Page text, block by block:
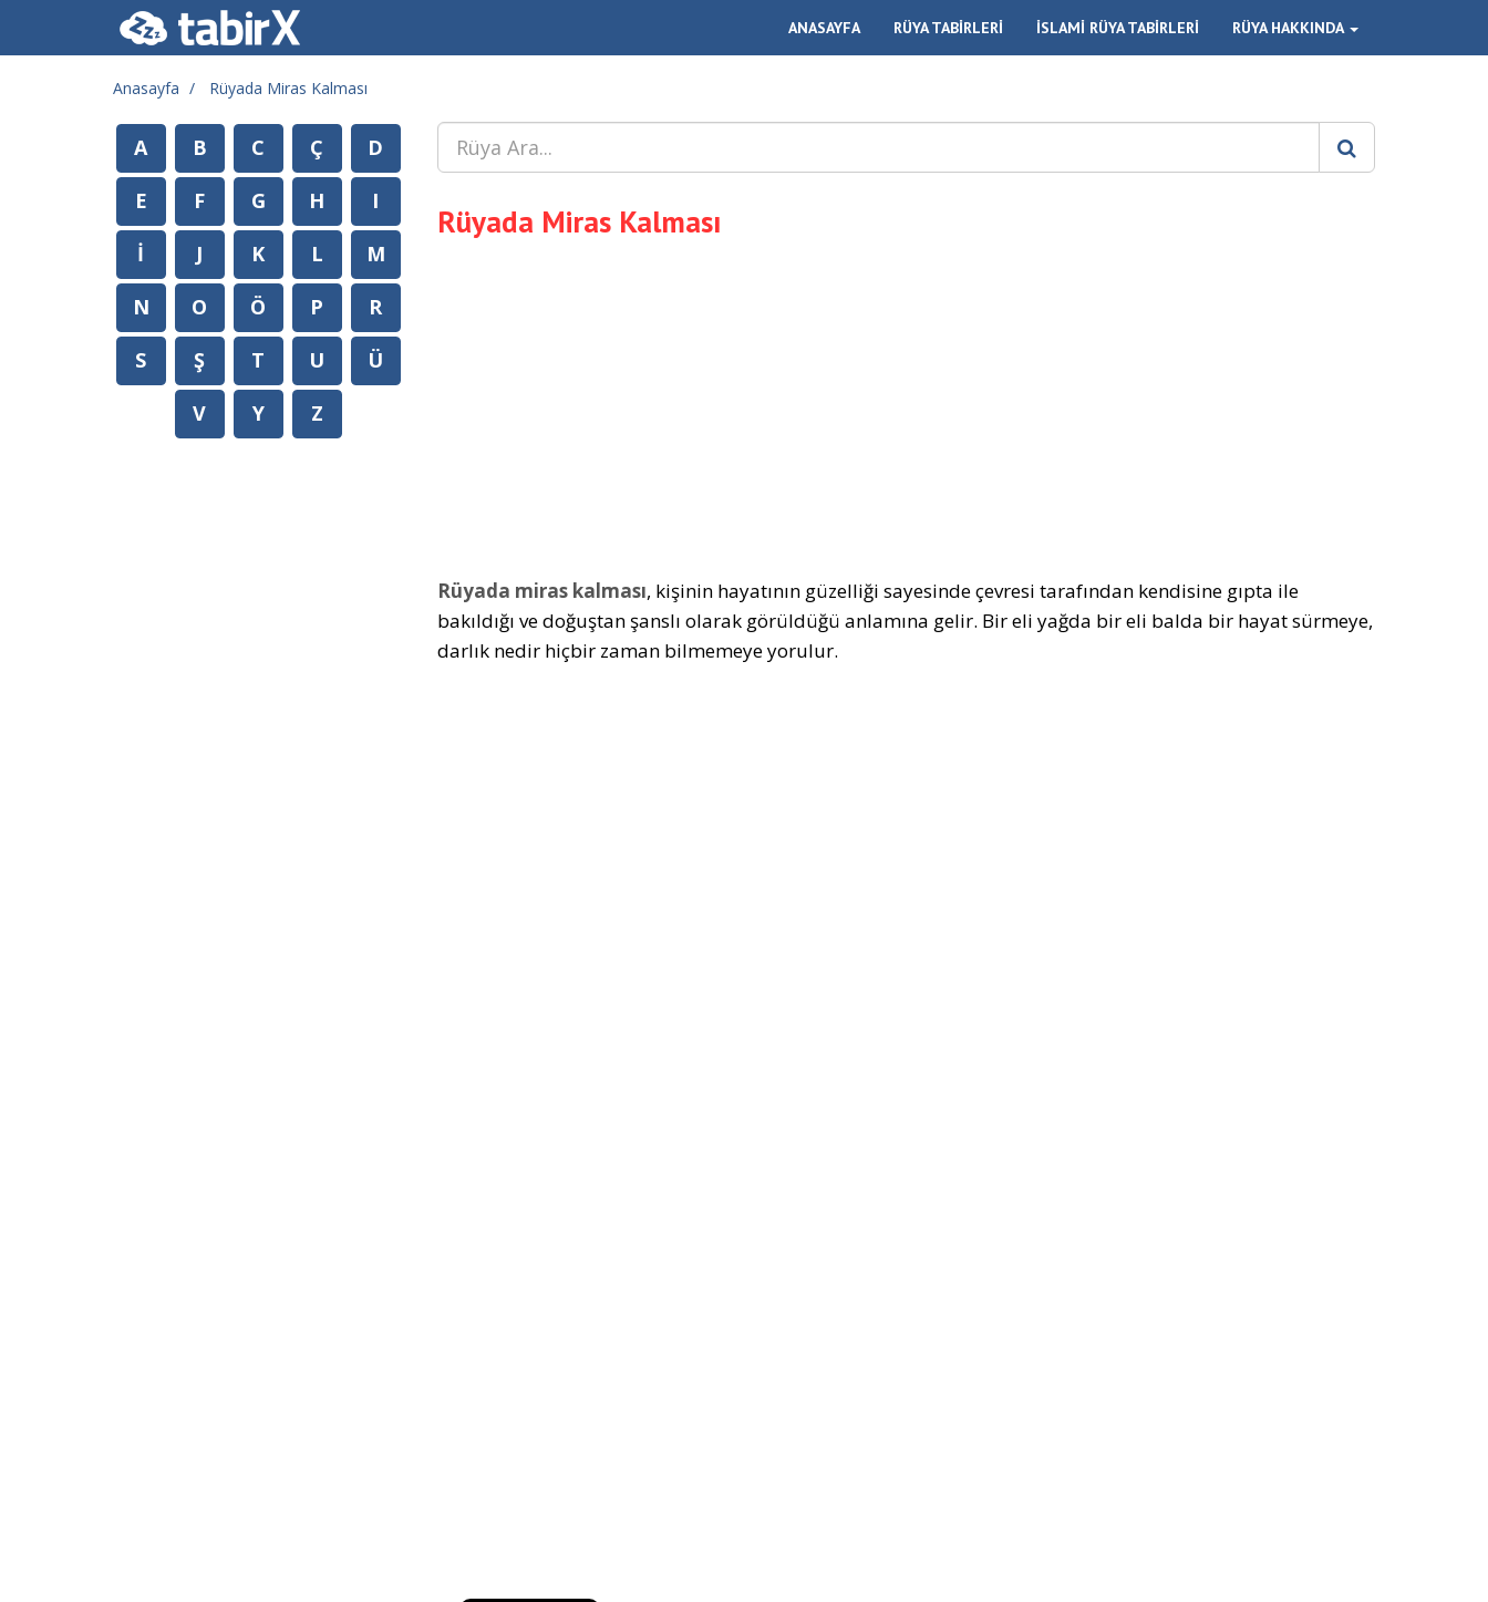
ANASAYFA RÜYA TABİRLERİ İSLAMİ RÜYA TABİRLERİ RÜYA HAKKINDA
Anasayfa Rüyada Miras Kalması
Rüyada Miras Kalması
Rüyada miras kalması, kişinin hayatının güzelliği sayesinde çevresi tarafından kendisine gıpta ile
bakıldığı ve doğuştan şanslı olarak görüldüğü anlamına gelir. Bir eli yağda bir eli balda bir hayat sürmeye,
darlık nedir hiçbir zaman bilmemeye yorulur.
A B C Ç
D
E
F G H
I
İ
J K L
M
N
O Ö P
R
S
Ş T U
Ü
V
Y Z